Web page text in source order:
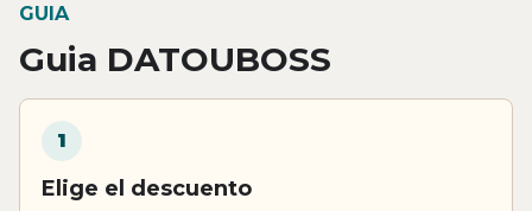
GUIA
Guia DATOUBOSS
1
Elige el descuento